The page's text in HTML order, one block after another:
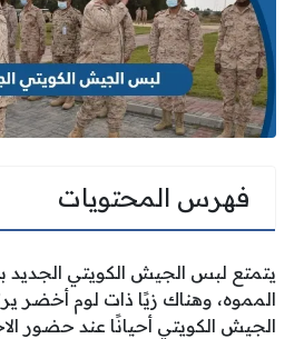
فهرس المحتويات
يتمتع لبس الجيش الكويتي الجديد
المموه، وهناك زيًا ذات لوم أخضر
الجيش الكويتي أحيانًا عند حضور